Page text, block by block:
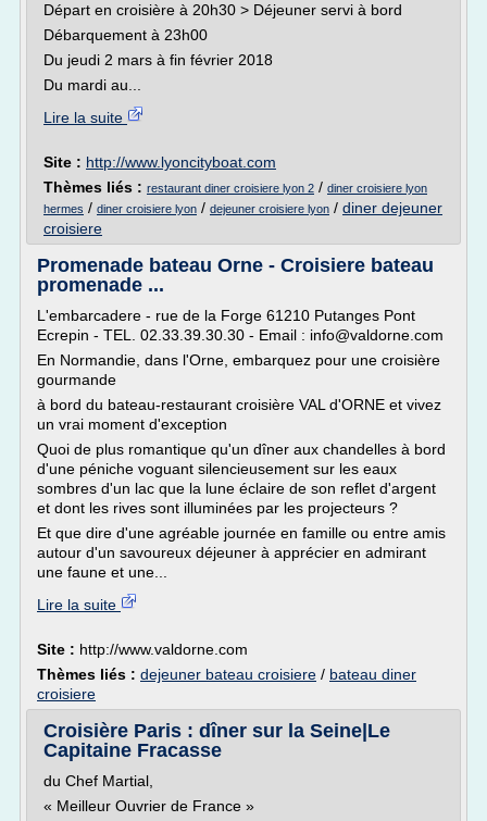
Départ en croisière à 20h30 > Déjeuner servi à bord
Débarquement à 23h00
Du jeudi 2 mars à fin février 2018
Du mardi au...
Lire la suite
Site : http://www.lyoncityboat.com
Thèmes liés : restaurant diner croisiere lyon 2 / diner croisiere lyon
hermes / diner croisiere lyon / dejeuner croisiere lyon / diner dejeuner
croisiere
Promenade bateau Orne - Croisiere bateau
promenade ...
L'embarcadere - rue de la Forge 61210 Putanges Pont
Ecrepin - TEL. 02.33.39.30.30 - Email : info@valdorne.com
En Normandie, dans l'Orne, embarquez pour une croisière
gourmande
à bord du bateau-restaurant croisière VAL d'ORNE et vivez
un vrai moment d'exception
Quoi de plus romantique qu'un dîner aux chandelles à bord
d'une péniche voguant silencieusement sur les eaux
sombres d'un lac que la lune éclaire de son reflet d'argent
et dont les rives sont illuminées par les projecteurs ?
Et que dire d'une agréable journée en famille ou entre amis
autour d'un savoureux déjeuner à apprécier en admirant
une faune et une...
Lire la suite
Site : http://www.valdorne.com
Thèmes liés : dejeuner bateau croisiere / bateau diner
croisiere
Croisière Paris : dîner sur la Seine|Le
Capitaine Fracasse
du Chef Martial,
« Meilleur Ouvrier de France »